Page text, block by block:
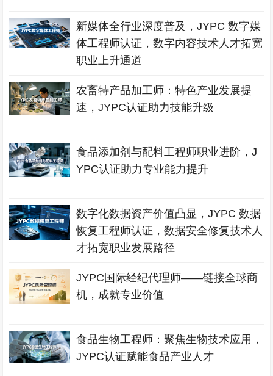
新媒体全行业深度普及，JYPC 数字媒
体工程师认证，数字内容技术人才拓宽
职业上升通道
农畜特产品加工师：特色产业发展提
速，JYPC认证助力技能升级
食品添加剂与配料工程师职业进阶，J
YPC认证助力专业能力提升
数字化数据资产价值凸显，JYPC 数据
恢复工程师认证，数据安全修复技术人
才拓宽职业发展路径
JYPC国际经纪代理师——链接全球商
机，成就专业价值
食品生物工程师：聚焦生物技术应用，
JYPC认证赋能食品产业人才